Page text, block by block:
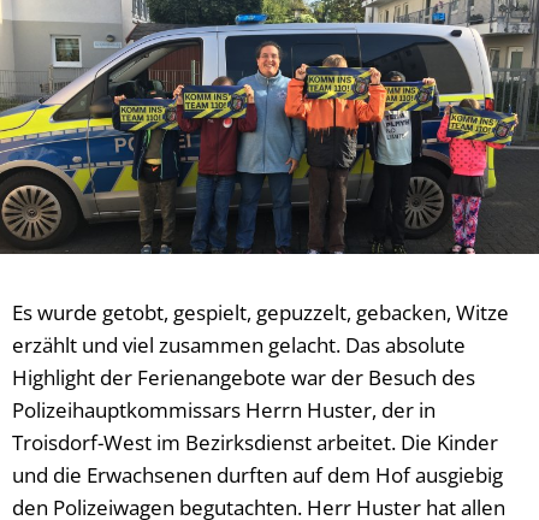
Es wurde getobt, gespielt, gepuzzelt, gebacken, Witze
erzählt und viel zusammen gelacht. Das absolute
Highlight der Ferienangebote war der Besuch des
Polizeihauptkommissars Herrn Huster, der in
Troisdorf-West im Bezirksdienst arbeitet. Die Kinder
und die Erwachsenen durften auf dem Hof ausgiebig
den Polizeiwagen begutachten. Herr Huster hat allen